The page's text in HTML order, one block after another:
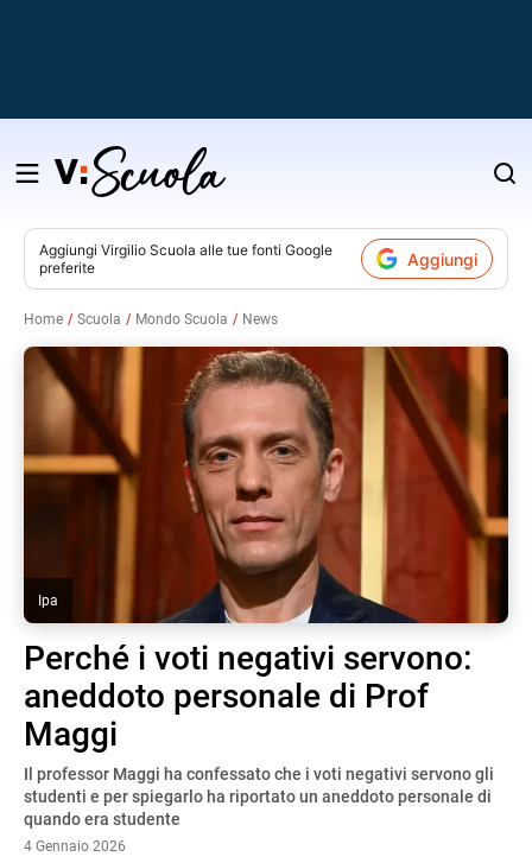
Salta
contenuto
Aggiungi Virgilio Scuola alle tue fonti Google
preferite
Aggiungi
Home Scuola Mondo Scuola News
Ipa
Perché i voti negativi servono:
aneddoto personale di Prof
Maggi
Il professor Maggi ha confessato che i voti negativi servono gli
studenti e per spiegarlo ha riportato un aneddoto personale di
quando era studente
4 Gennaio 2026